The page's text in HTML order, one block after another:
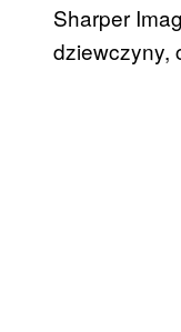
Sharper
dziewczyny,